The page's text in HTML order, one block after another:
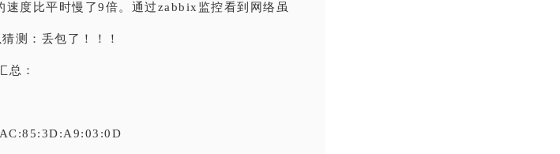
度比平时慢了9倍。通过zabbix监控看到网络虽
测：丢包了！！！
总：